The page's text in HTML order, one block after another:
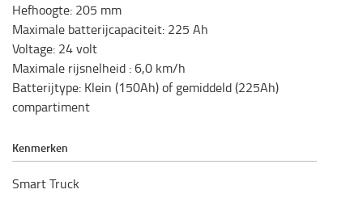
Hefhoogte: 205 mm
Maximale batterijcapaciteit: 225 Ah
Voltage: 24volt
Maximale rijsnelheid :6,0 km/h
Batterijtype: Klein (150Ah) of gemiddeld (225Ah)
compartiment
Kenmerken
Smart Truck